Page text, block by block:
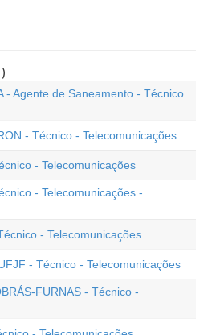
- Agente de Saneamento - Técnico
- Técnico - Telecomunicações
- Telecomunicações
- Telecomunicações -
- Telecomunicações
- Técnico - Telecomunicações
FURNAS - Técnico -